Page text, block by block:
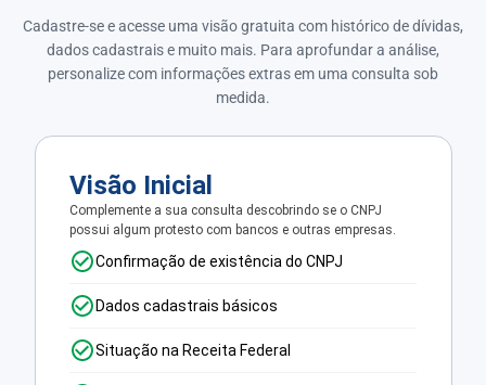
Cadastre-se e acesse uma visão gratuita com histórico de dívidas,
dados cadastrais e muito mais. Para aprofundar a análise,
personalize com informações extras em uma consulta sob
medida.
Visão Inicial
Complemente a sua consulta descobrindo se o CNPJ
possui algum protesto com bancos e outras empresas.
Confirmação de existência do CNPJ
Dados cadastrais básicos
Situação na Receita Federal